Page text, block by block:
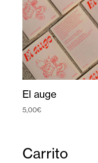
El auge
5,00€
Carrito